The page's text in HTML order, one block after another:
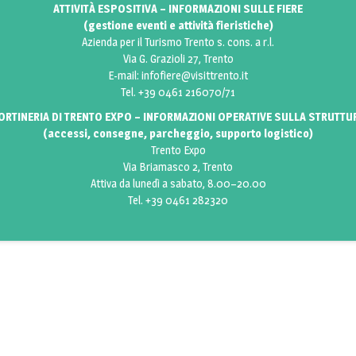
ATTIVITÀ ESPOSITIVA – INFORMAZIONI SULLE FIERE
(gestione eventi e attività fieristiche)
Azienda per il Turismo Trento s. cons. a r.l.
Via G. Grazioli 27, Trento
E-mail: infofiere@visittrento.it
Tel. +39 0461 216070/71
DI TRENTO EXPO – INFORMAZIONI OPERATIVE SULLA
(accessi, consegne, parcheggio, supporto logistico)
Trento Expo
Via Briamasco 2, Trento
Attiva da lunedì a sabato, 8.00–20.00
Tel. +39 0461 282320